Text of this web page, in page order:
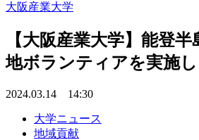
大阪産業大学
【大阪産業大学】能登
地ボランティアを実施
2024.03.14 14:30
大学ニュース
地域貢献